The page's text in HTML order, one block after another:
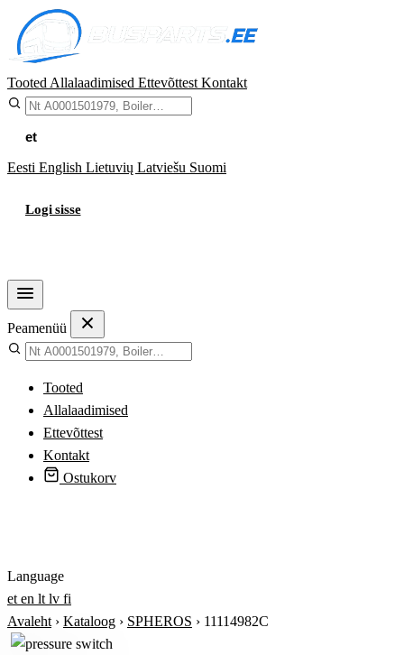
Tooted Allalaadimised Ettevõttest Kontakt
et
Eesti English Lietuvių Latviešu Suomi
Logi sisse
Peamenüü
Tooted
Allalaadimised
Ettevõttest
Kontakt
Ostukorv
Language
et en lt lv fi
Avaleht › Kataloog › SPHEROS › 11114982C